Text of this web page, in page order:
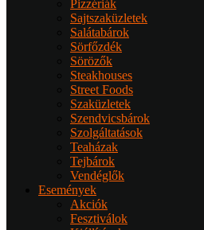
Pizzériák
Sajtszaküzletek
Salátabárok
Sörfőzdék
Sörözők
Steakhouses
Street Foods
Szaküzletek
Szendvicsbárok
Szolgáltatások
Teaházak
Tejbárok
Vendéglők
Események
Akciók
Fesztiválok